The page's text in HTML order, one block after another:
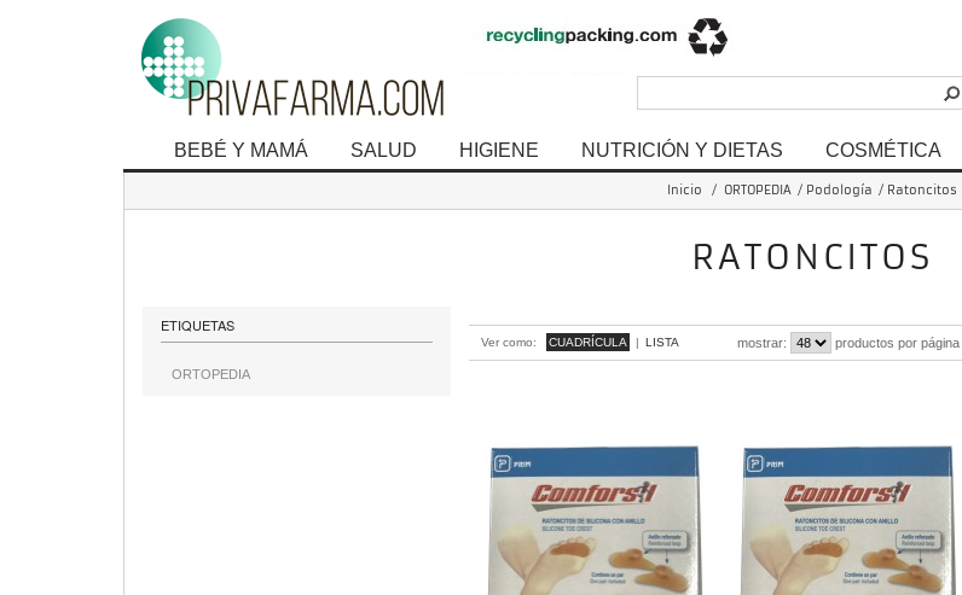
BEBÉ Y MAMÁ SALUD HIGIENE NUTRICIÓN Y DIETAS COSMÉTICA
Inicio / ORTOPEDIA / Podología / Ratoncitos
RATONCITOS
Ver como: CUADRÍCULA | LISTA mostrar: productos por página
ETIQUETAS
ORTOPEDIA